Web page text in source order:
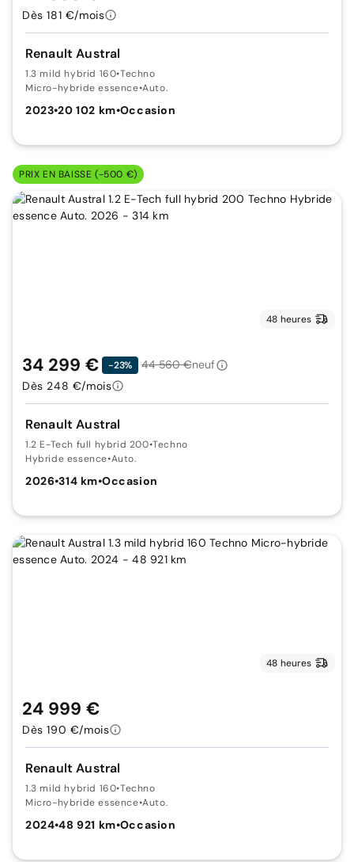
Renault Austral
1.3 mild hybrid 160•Techno
Micro-hybride essence•Auto.
2023•20 102 km•Occasion
Dès 181 €/mois
PRIX EN BAISSE (-500 €)
48 heures
Renault Austral
1.2 E-Tech full hybrid 200•Techno
Hybride essence•Auto.
2026•314 km•Occasion
34 299 € -23% 44 560 €neuf
Dès 248 €/mois
48 heures
Renault Austral
1.3 mild hybrid 160•Techno
Micro-hybride essence•Auto.
2024•48 921 km•Occasion
24 999 €
Dès 190 €/mois